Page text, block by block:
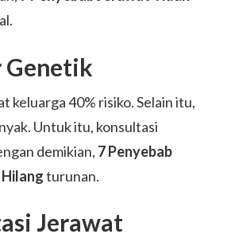
Genetik
keluarga 40% risiko. Selain itu,
Untuk itu, konsultasi
demikian, 7 Penyebab
turunan.
Jerawat